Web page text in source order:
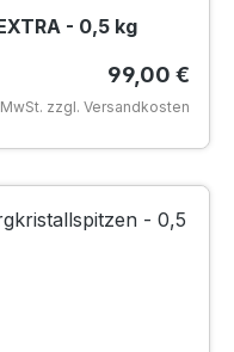
- 0,5 kg
Regulärer
99,00 €
zzgl. Versandkosten